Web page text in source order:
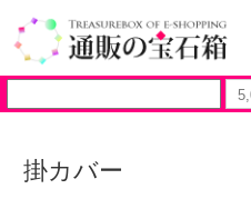
掛カバー